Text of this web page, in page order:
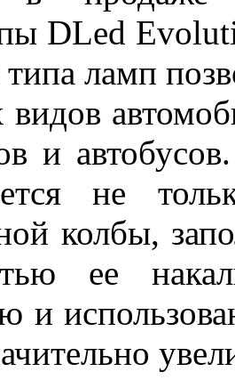
DLed
типа ламп
видов
и
не
колбы,
ее
и